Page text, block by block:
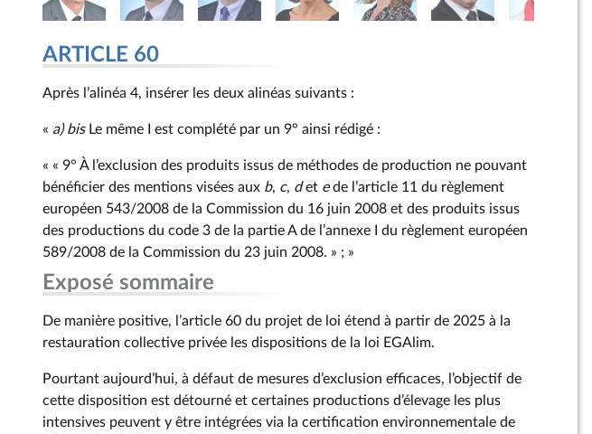
25 mars 2021
24 mars 2021
25 mars 2021
23 mars 2021
24 mars 2021
25 mars 2021
15 avril 2021
ARTICLE 60
Après l’alinéa 4, insérer les deux alinéas suivants :
« a) bisLe même I est complété par un 9° ainsi rédigé :
« « 9° À l’exclusion des produits issus de méthodes de production ne pouvant
bénéficier des mentions visées aux b, c, det ede l’article 11 du règlement
européen 543/2008 de la Commission du 16 juin 2008 et des produits issus
des productions du code 3 de la partie A de l’annexe I du règlement européen
589/2008 de la Commission du 23 juin 2008. » ; »
Exposé sommaire
De manière positive, l’article 60 du projet de loi étend à partir de 2025 à la
restauration collective privée les dispositions de la loi EGAlim.
Pourtant aujourd’hui, à défaut de mesures d’exclusion efficaces, l’objectif de
cette disposition est détourné et certaines productions d’élevage les plus
intensives peuvent y être intégrées via la certification environnementale de